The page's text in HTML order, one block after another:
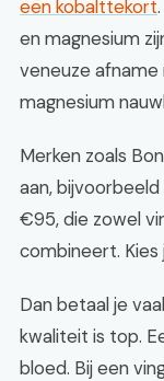
een kobalttekort
en magnesium
veneuze
magnesium
Merken zoals
aan,
€95, die zowel
combineert. Kies
Dan betaal je
kwaliteit is top.
bloed. Bij een